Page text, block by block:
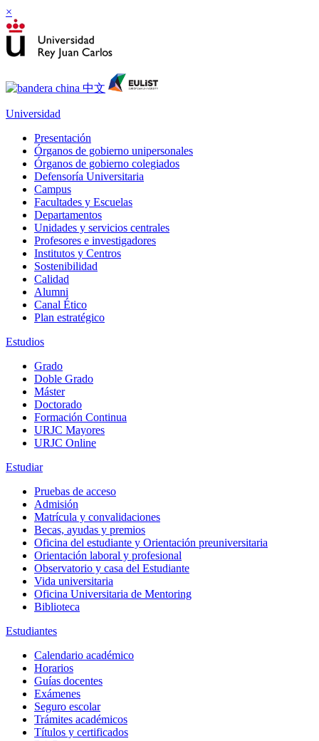
×
Universidad
Presentación
Órganos de gobierno unipersonales
Órganos de gobierno colegiados
Defensoría Universitaria
Campus
Facultades y Escuelas
Departamentos
Unidades y servicios centrales
Profesores e investigadores
Institutos y Centros
Sostenibilidad
Calidad
Alumni
Canal Ético
Plan estratégico
Estudios
Grado
Doble Grado
Máster
Doctorado
Formación Continua
URJC Mayores
URJC Online
Estudiar
Pruebas de acceso
Admisión
Matrícula y convalidaciones
Becas, ayudas y premios
Oficina del estudiante y Orientación preuniversitaria
Orientación laboral y profesional
Observatorio y casa del Estudiante
Vida universitaria
Oficina Universitaria de Mentoring
Biblioteca
Estudiantes
Calendario académico
Horarios
Guías docentes
Exámenes
Seguro escolar
Trámites académicos
Títulos y certificados